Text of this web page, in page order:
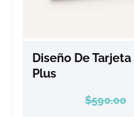
Diseño De
Plus
$590.00